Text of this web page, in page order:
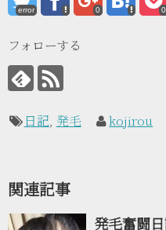
error 0 0
フォローする
日記, 発毛 kojirou
関連記事
発毛奮闘